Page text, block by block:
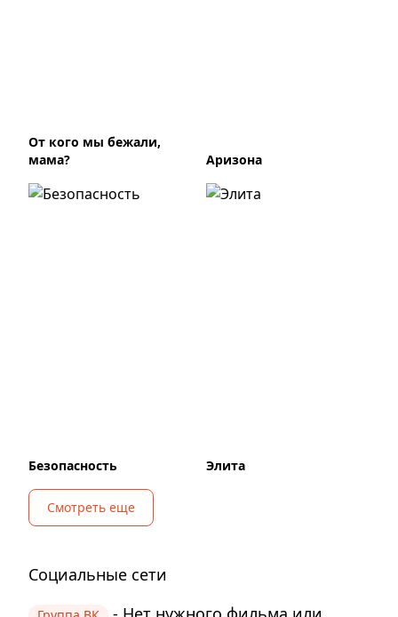
От кого мы бежали,
мама?
Аризона
Безопасность Элита
Смотреть еще
Социальные сети